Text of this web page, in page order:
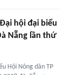
hội đại biểu
Nẵng lần thứ
Hội Nông dân TP